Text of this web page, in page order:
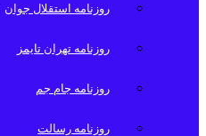
روزنامه استقلال جوان
روزنامه تهران تایمز
روزنامه جام جم
روزنامه رسالت